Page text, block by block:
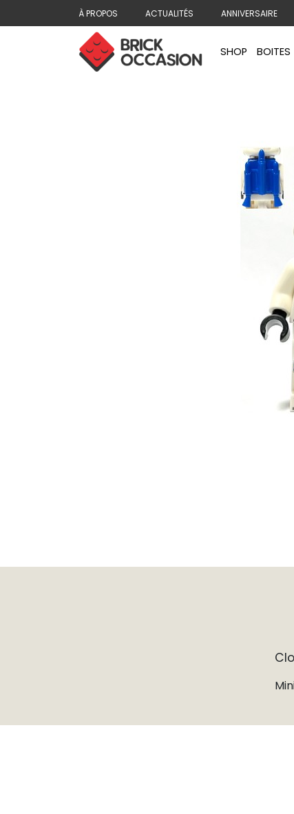
À PROPOS ACTUALITÉS ANNIVERSAIRE
SHOP BOITES